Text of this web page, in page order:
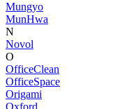
Mungyo
MunHwa
N
Novol
O
OfficeClean
OfficeSpace
Origami
Oxford